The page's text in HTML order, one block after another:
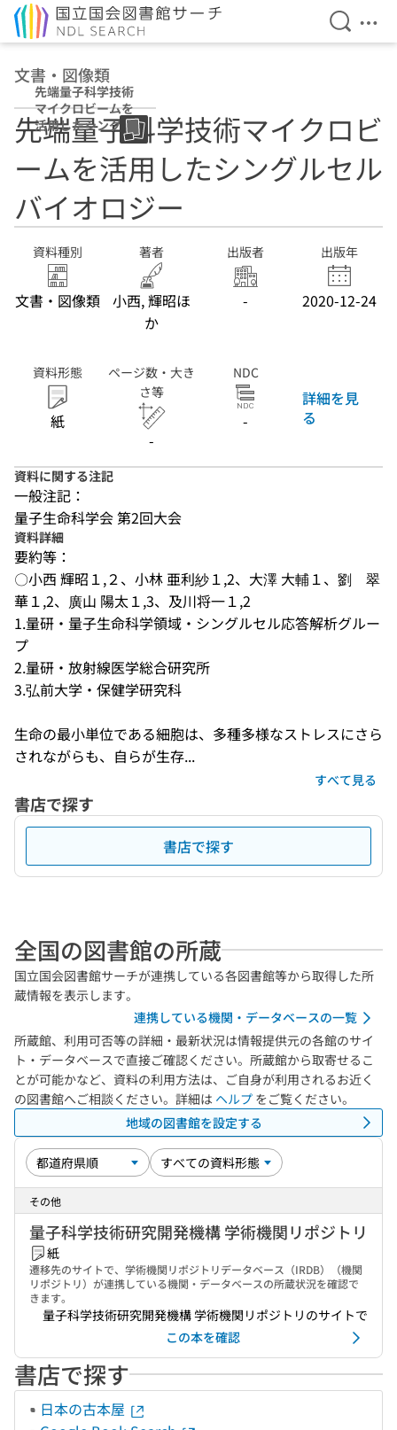
検索を
メ
文書・図像類
先端量子科学技術
マイクロビームを
活用したシングル
セルバイオロジー
先端量子科学技術マイクロビ
ームを活用したシングルセル
バイオロジー
資料種別
文書・図像類
著者
小西, 輝昭ほ
か
出版者
-
出版年
2020-12-24
資料形態
紙
ページ数・大き
さ等
-
NDC
-
詳細を見
る
資料に関する注記
一般注記：
量子生命科学会 第2回大会
資料詳細
要約等：
〇小西 輝昭１,２、小林 亜利紗１,2、大澤 大輔１、劉　翠
華１,2、廣山 陽太１,3、及川将一１,2
1.量研・量子生命科学領域・シングルセル応答解析グルー
プ
2.量研・放射線医学総合研究所
3.弘前大学・保健学研究科
生命の最小単位である細胞は、多種多様なストレスにさら
されながらも、自らが生存...
すべて見る
書店で探す
書店で探す
全国の図書館の所蔵
国立国会図書館サーチが連携している各図書館等から取得した所
蔵情報を表示します。
連携している機関・データベースの一覧
所蔵館、利用可否等の詳細・最新状況は情報提供元の各館のサイ
ト・データベースで直接ご確認ください。所蔵館から取寄せるこ
とが可能かなど、資料の利用方法は、ご自身が利用されるお近く
の図書館へご相談ください。詳細は ヘルプ をご覧ください。
地域の図書館を設定する
その他
量子科学技術研究開発機構 学術機関リポジトリ
紙
遷移先のサイトで、学術機関リポジトリデータベース（IRDB）（機関
リポジトリ）が連携している機関・データベースの所蔵状況を確認で
きます。
量子科学技術研究開発機構 学術機関リポジトリのサイトで
この本を確認
書店で探す
日本の古本屋